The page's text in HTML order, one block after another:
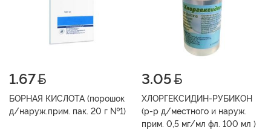
1.67
БОРНАЯ КИСЛОТА (порошок
д/наруж.прим. пак. 20 г №1)
3.05
ХЛОРГЕКСИДИН-РУБИКОН
(р-р д/местного и наруж.
прим. 0,5 мг/мл фл. 100 мл )